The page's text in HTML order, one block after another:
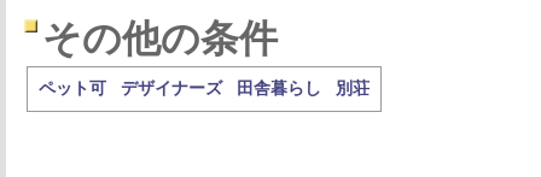
その他の条件
ペット可 デザイナーズ 田舎暮らし 別荘